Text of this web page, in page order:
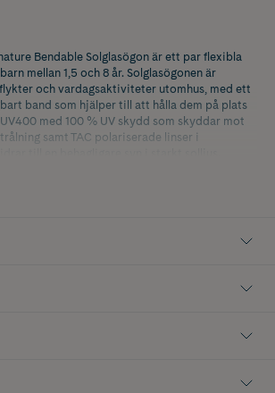
Bendable Solglasögon är ett par flexibla
mellan 1,5 och 8 år. Solglasögonen är
och vardagsaktiviteter utomhus, med ett
band som hjälper till att hålla dem på plats
med 100 % UV skydd som skyddar mot
samt TAC polariserade linser i
är flexibel och anpassad för aktiv
fodral av filt.